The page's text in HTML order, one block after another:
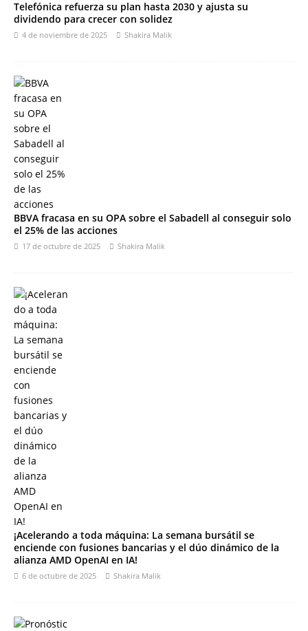
Telefónica refuerza su plan hasta 2030 y ajusta su
dividendo para crecer con solidez
4 de noviembre de 2025 Shakira Malik
BBVA fracasa en su OPA sobre el Sabadell al conseguir solo
el 25% de las acciones
17 de octubre de 2025 Shakira Malik
¡Acelerando a toda máquina: La semana bursátil se
enciende con fusiones bancarias y el dúo dinámico de la
alianza AMD OpenAI en IA!
6 de octubre de 2025 Shakira Malik